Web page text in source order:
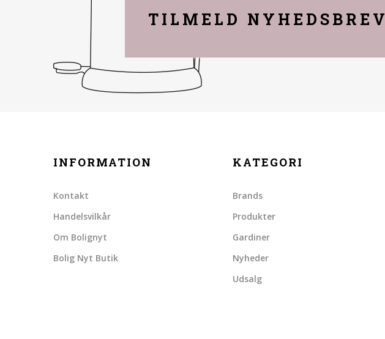
TILMELD NYHEDSBREV
INFORMATION
Kontakt
Handelsvilkår
Om Bolignyt
Bolig Nyt Butik
KATEGORI
Brands
Produkter
Gardiner
Nyheder
Udsalg